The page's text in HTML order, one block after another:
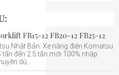
FB15-12 FB20-12 FB25-12
Nhật Bản: Xe nâng điện Komatsu
đến 2.5 tấn mới 100% nhập
dù...